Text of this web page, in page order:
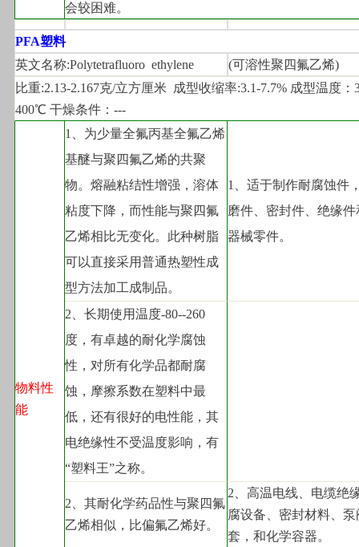
会较困难。
PFA塑料
英文名称:Polytetrafluoro  ethylene
(可溶性聚四氟乙烯)
比重:2.13-2.167克/立方厘米  成型收缩率:3.1-7.7% 成型温度：
400℃ 干燥条件：---
物料性
能
1
、为少量全氟丙基全氟乙烯
基醚与聚四氟乙烯的共聚
物。熔融粘结性增强，溶体
粘度下降，而性能与聚四氟
乙烯相比无变化。此种树脂
可以直接采用普通热塑性成
型方法加工成制品。
1
、适于制作耐腐蚀件
磨件、密封件、绝缘
器械零件。
2 、长期使用温度-80--260
度，有卓越的耐化学腐蚀
性，对所有化学品都耐腐
蚀，摩擦系数在塑料中最
低，还有很好的电性能，其
电绝缘性不受温度影响，有
“塑料王”之称。
2 、其耐化学药品性与聚四氟
乙烯相似，比偏氟乙烯好。
2 、高温电线、电缆绝
腐设备、密封材料、泵
套，和化学容器。